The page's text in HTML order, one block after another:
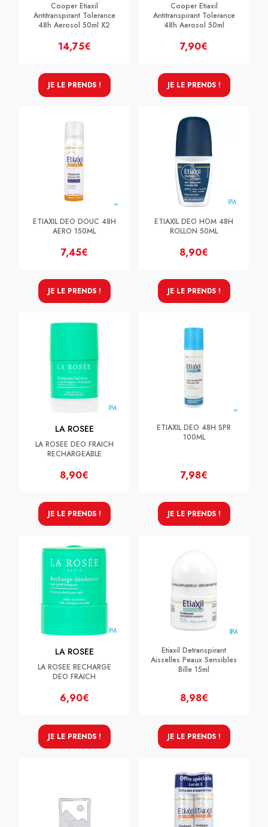
Cooper Etiaxil
Antitranspirant Tolerance
48h Aerosol 50ml X2
14,75€
JE LE PRENDS !
Cooper Etiaxil
Antitranspirant Tolerance
48h Aerosol 50ml
7,90€
JE LE PRENDS !
ETIAXIL DEO DOUC 48H
AERO 150ML
7,45€
JE LE PRENDS !
ETIAXIL DEO HOM 48H
ROLLON 50ML
8,90€
JE LE PRENDS !
LA ROSEE
LA ROSEE DEO FRAICH
RECHARGEABLE
8,90€
JE LE PRENDS !
ETIAXIL DEO 48H SPR
100ML
7,98€
JE LE PRENDS !
LA ROSEE
LA ROSEE RECHARGE
DEO FRAICH
6,90€
JE LE PRENDS !
Etiaxil Detranspirant
Aisselles Peaux Sensibles
Bille 15ml
8,98€
JE LE PRENDS !